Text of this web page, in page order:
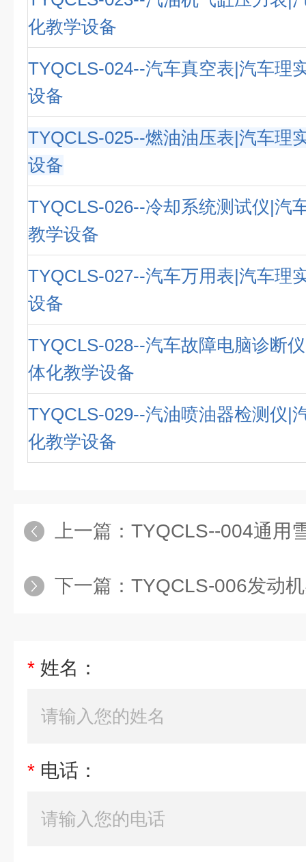
化教学设备
TYQCLS-024--汽车真空表|汽车理
设备
TYQCLS-025--燃油油压表|汽车理
设备
TYQCLS-026--冷却系统测试仪|汽
教学设备
TYQCLS-027--汽车万用表|汽车理
设备
TYQCLS-028--汽车故障电脑诊断
体化教学设备
TYQCLS-029--汽油喷油器检测仪|
化教学设备
上一篇： TYQCLS--004通用雪佛兰科鲁兹LDE电
下一篇： TYQCLS-006发动
* 姓名：
* 电话：